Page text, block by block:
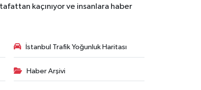
kaçınıyor ve insanlara haber
İstanbul Trafik Yoğunluk Haritası
Haber Arşivi